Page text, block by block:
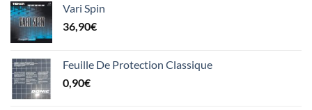
Vari Spin
36,90€
Feuille De Protection Classique
0,90€